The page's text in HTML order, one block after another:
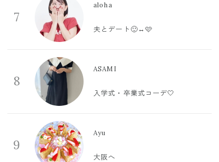
7
aloha
夫とデート🙂‍↔️🩷
8
ASAMI
入学式・卒業式コーデ🤍
9
Ayu
大阪へ